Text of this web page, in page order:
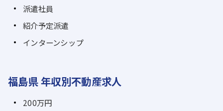
派遣社員
紹介予定派遣
インターンシップ
福島県 年収別不動産求人
200万円